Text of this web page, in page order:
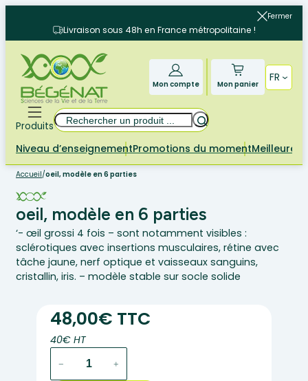
contenu
Fermer
Livraison sous 48h en France métropolitaine !
Mon compte Mon panier
FR
Produits
Rechercher
Niveau d’enseignementPromotions du momentMeilleures
Accueil/oeil, modèle en 6 parties
oeil, modèle en 6 parties
‘- œil grossi 4 fois – sont notamment visibles :
sclérotiques avec insertions musculaires, rétine avec
tâche jaune, nerf optique et vaisseaux sanguins,
cristallin, iris. – modèle stable sur socle solide
48,00€ TTC
40€ HT
− +